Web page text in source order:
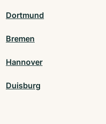
Dortmund
Bremen
Hannover
Duisburg